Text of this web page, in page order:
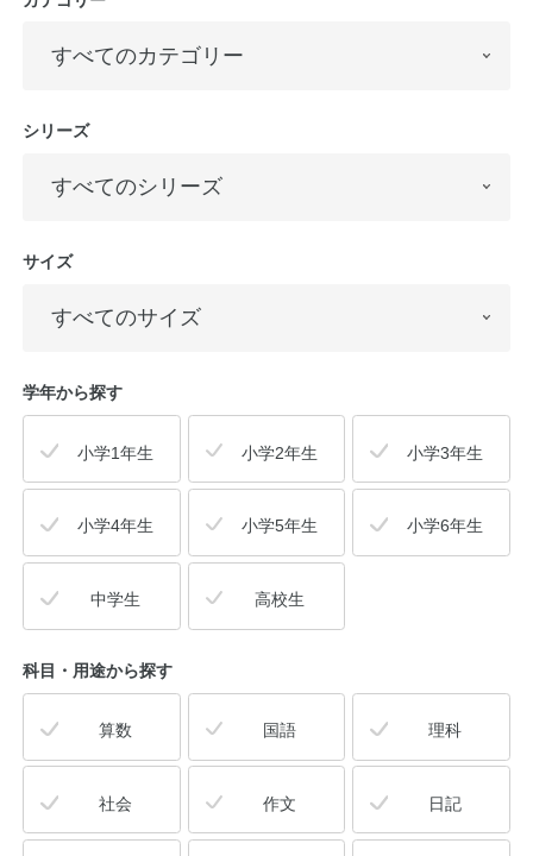
シリーズ
サイズ
学年から探す
小学1年生 小学2年生 小学3年生
小学4年生 小学5年生 小学6年生
中学生 高校生
科目・用途から探す
算数 国語 理科
社会 作文 日記